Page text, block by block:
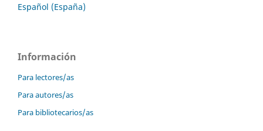
Español (España)
Información
Para lectores/as
Para autores/as
Para bibliotecarios/as